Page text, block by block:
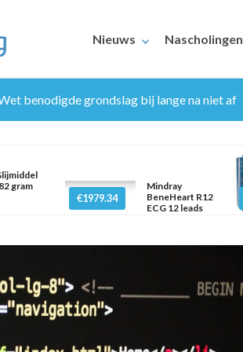
Nieuws Nascholingen
benodigde grondslag bij lange na niet af
gram
€1979.34
Mindray
BeneHeart R12
ECG 12 leads